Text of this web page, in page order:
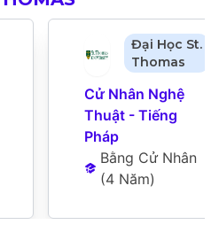
Đại Học St.
Thomas
Cử Nhân Nghệ
Thuật - Tiếng
Pháp
Bằng Cử Nhân
(4 Năm)